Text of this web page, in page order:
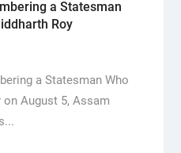
a Statesman
Roy
a Statesman Who
on August 5, Assam